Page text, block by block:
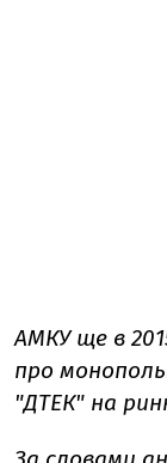
АМКУ ще в
про
"ДТЕК" на